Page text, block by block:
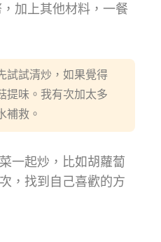
加上其他材料，一餐
試試清炒，如果覺得
提味。我有次加太多
補救。
一起炒，比如胡蘿蔔
，找到自己喜歡的方